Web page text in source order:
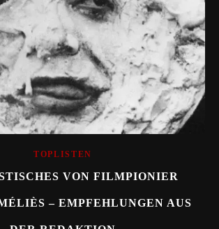
TOPLISTEN
VON FILMPIONIER
– EMPFEHLUNGEN AUS